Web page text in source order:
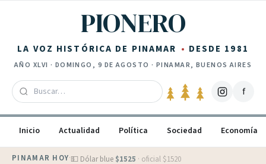
PIONERO
LA VOZ HISTÓRICA DE PINAMAR DESDE 1981
AÑO XLVI · DOMINGO, 9 DE AGOSTO · PINAMAR, BUENOS AIRES
f
Inicio Actualidad Política Sociedad Economía
PINAMAR HOY·💵 Dólar blue $1525 · oficial $1520